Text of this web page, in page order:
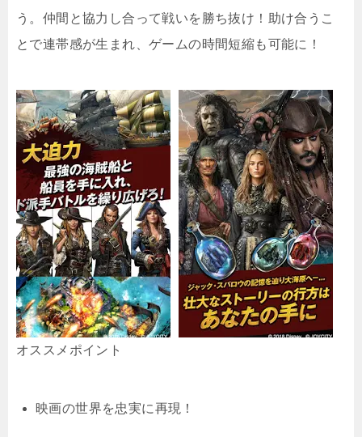
う。仲間と協力し合って戦いを勝ち抜け！助け合うこ
とで連帯感が生まれ、ゲームの時間短縮も可能に！
オススメポイント
映画の世界を忠実に再現！